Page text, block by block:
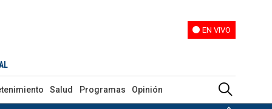
EN VIVO
Salud Programas Opinión